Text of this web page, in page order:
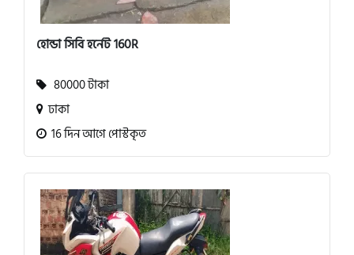
হোন্ডা সিবি হর্নেট 160R
80000 টাকা
ঢাকা
16 দিন আগে পোস্টকৃত